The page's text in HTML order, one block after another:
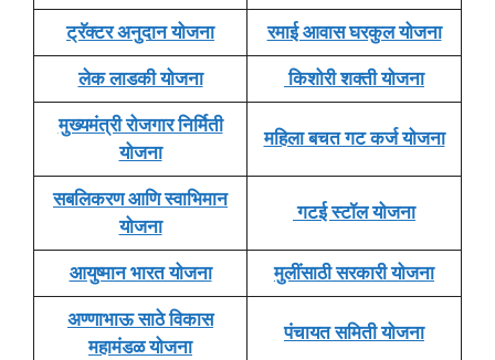
ट्रॅक्टर अनुदान योजना रमाई आवास घरकुल योजना
लेक लाडकी योजना किशोरी शक्ती योजना
मुख्यमंत्री रोजगार निर्मिती
योजना
महिला बचत गट कर्ज योजना
सबलिकरण आणि स्वाभिमान
योजना
गटई स्टॉल योजना
आयुष्मान भारत योजना मुलींसाठी सरकारी योजना
अण्णाभाऊ साठे विकास
महामंडळ योजना
पंचायत समिती योजना